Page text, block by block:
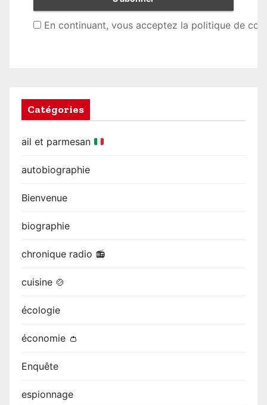
En continuant, vous acceptez la politique de
Catégories
ail et parmesan
autobiographie
Bienvenue
biographie
chronique radio 📻
cuisine 🍲
écologie
économie 👛
Enquête
espionnage